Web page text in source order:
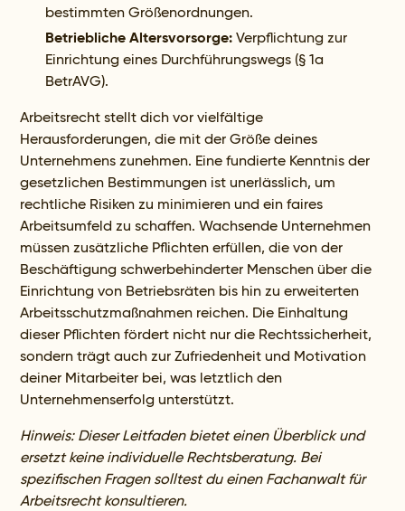
bestimmten Größenordnungen.
Betriebliche Altersvorsorge: Verpflichtung zur
Einrichtung eines Durchführungswegs (§ 1a
BetrAVG).
Arbeitsrecht stellt dich vor vielfältige
Herausforderungen, die mit der Größe deines
Unternehmens zunehmen. Eine fundierte Kenntnis der
gesetzlichen Bestimmungen ist unerlässlich, um
rechtliche Risiken zu minimieren und ein faires
Arbeitsumfeld zu schaffen. Wachsende Unternehmen
müssen zusätzliche Pflichten erfüllen, die von der
Beschäftigung schwerbehinderter Menschen über die
Einrichtung von Betriebsräten bis hin zu erweiterten
Arbeitsschutzmaßnahmen reichen. Die Einhaltung
dieser Pflichten fördert nicht nur die Rechtssicherheit,
sondern trägt auch zur Zufriedenheit und Motivation
deiner Mitarbeiter bei, was letztlich den
Unternehmenserfolg unterstützt.
Hinweis: Dieser Leitfaden bietet einen Überblick und
ersetzt keine individuelle Rechtsberatung. Bei
spezifischen Fragen solltest du einen Fachanwalt für
Arbeitsrecht konsultieren.